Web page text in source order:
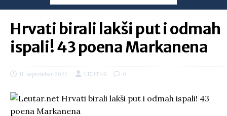
Hrvati birali lakši put i odmah
ispali! 43 poena Markanena
11. septembar 2022. LEUTAR 0